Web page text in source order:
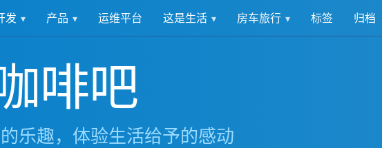
发 产品 运维平台 这是生活 房车旅行 标签 归档
啡吧
乐趣，体验生活给予的感动